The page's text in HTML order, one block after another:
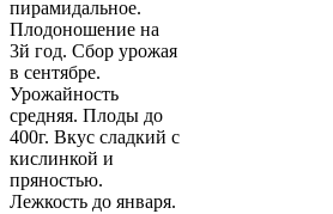
пирамидальное.
Плодоношение на
3й год. Сбор урожая
в сентябре.
Урожайность
средняя. Плоды до
400г. Вкус сладкий с
кислинкой и
пряностью.
Лежкость до января.